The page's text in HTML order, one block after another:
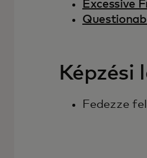
Excessive
Képzési
Fedezze